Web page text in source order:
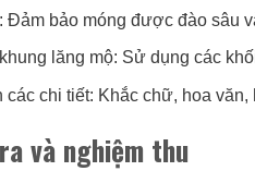
Đảm bảo móng được đào sâu
lăng mộ: Sử dụng các
các chi tiết: Khắc chữ, hoa
và nghiệm thu